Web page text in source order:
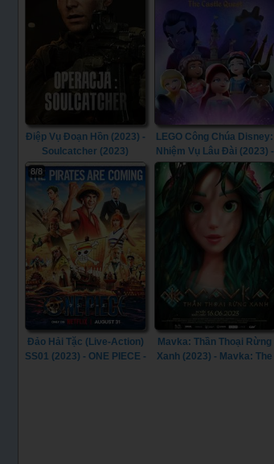
Điệp Vụ Đoạn Hồn (2023) -
Soulcatcher (2023)
LEGO Công Chúa Disney:
Nhiệm Vụ Lâu Đài (2023) -
LEGO Disney Princess:
The Castle Quest (2023)
8/8
Đảo Hải Tặc (Live-Action)
SS01 (2023) - ONE PIECE -
Mavka: Thần Thoại Rừng
Xanh (2023) - Mavka: The